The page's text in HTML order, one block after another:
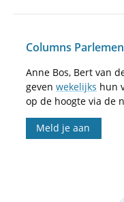
Columns
Anne Bos, Bert van
geven wekelijks hun
op de hoogte via de
Meld je aan